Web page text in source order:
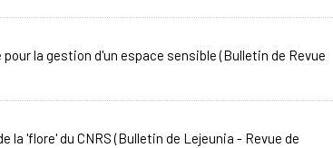
la gestion d'un espace sensible(Bulletin de Revue
la 'flore' du CNRS(Bulletin de Lejeunia - Revue de